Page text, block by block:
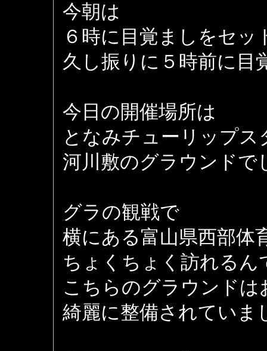
今朝は
６時に目覚ましをセッ
久し振りに５時前に目
今日の開催場所は
となみチューリップス
河川敷のグラウンドで
グラの観戦で
横にある富山県西部体
ちょくちょく訪れるん
こちらのグラウンドは
綺麗に整備されていま